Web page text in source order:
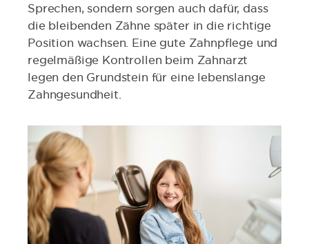
Sprechen, sondern sorgen auch dafür, dass
die bleibenden Zähne später in die richtige
Position wachsen. Eine gute Zahnpflege und
regelmäßige Kontrollen beim Zahnarzt
legen den Grundstein für eine lebenslange
Zahngesundheit.